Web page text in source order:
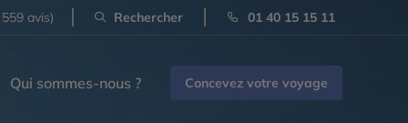
avis) Rechercher 01 40 15 15 11
Qui sommes-nous ? Concevez votre voyage